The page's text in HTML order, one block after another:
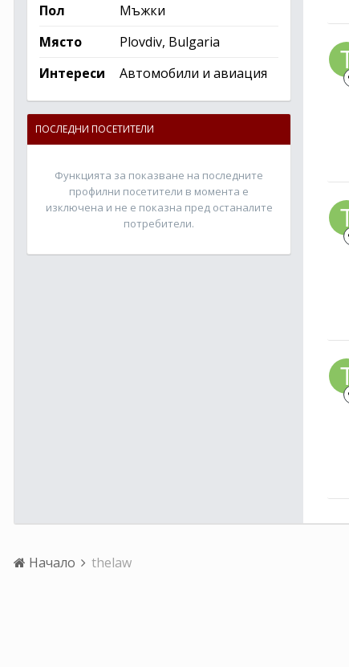
Пол
Мъжки
Място
Plovdiv, Bulgaria
Интереси
Автомобили и авиация
ПОСЛЕДНИ ПОСЕТИТЕЛИ
Функцията за показване на последните
профилни посетители в момента е
изключена и не е показна пред останалите
потребители.
Начало thelaw